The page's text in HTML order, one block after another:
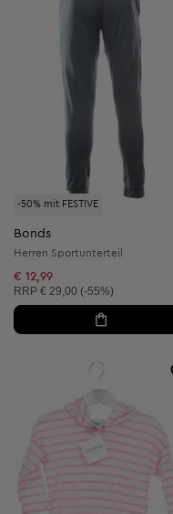
-50% mit FESTIVE
Bonds
Herren Sportunterteil
€ 12,99
Unverbindliche Preisempfehlung:
RRP € 29,00 (-55%)